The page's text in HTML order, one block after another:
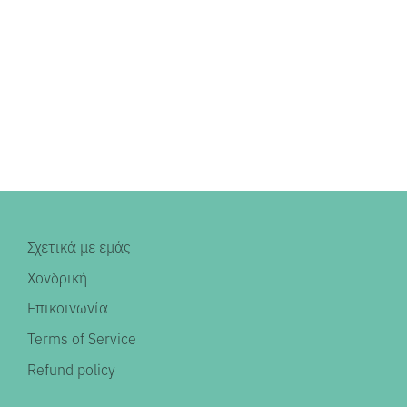
Σχετικά με εμάς
Χονδρική
Επικοινωνία
Terms of Service
Refund policy